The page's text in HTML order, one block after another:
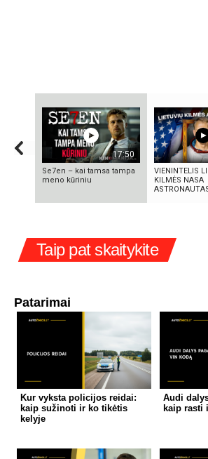
17:50
Se7en – kai tamsa tampa
meno kūriniu
VIENINTELIS
KILMĖS NASA
Taip pat skaitykite
Patarimai
Kur vyksta policijos reidai:
kaip sužinoti ir ko tikėtis
kelyje
Audi
kaip rasti